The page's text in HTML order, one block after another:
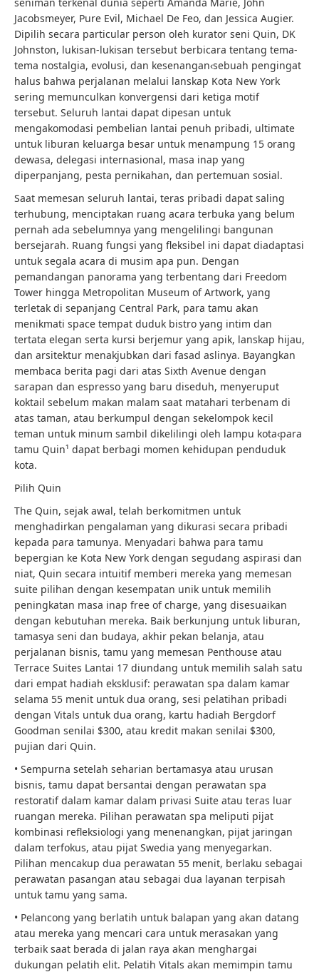
Jacobsmeyer, Pure Evil, Michael De Feo, dan Jessica Augier.
Dipilih secara particular person oleh kurator seni Quin, DK
Johnston, lukisan-lukisan tersebut berbicara tentang tema-
tema nostalgia, evolusi, dan kesenangan‹sebuah pengingat
halus bahwa perjalanan melalui lanskap Kota New York
sering memunculkan konvergensi dari ketiga motif
tersebut. Seluruh lantai dapat dipesan untuk
mengakomodasi pembelian lantai penuh pribadi, ultimate
untuk liburan keluarga besar untuk menampung 15 orang
dewasa, delegasi internasional, masa inap yang
diperpanjang, pesta pernikahan, dan pertemuan sosial.
Saat memesan seluruh lantai, teras pribadi dapat saling
terhubung, menciptakan ruang acara terbuka yang belum
pernah ada sebelumnya yang mengelilingi bangunan
bersejarah. Ruang fungsi yang fleksibel ini dapat diadaptasi
untuk segala acara di musim apa pun. Dengan
pemandangan panorama yang terbentang dari Freedom
Tower hingga Metropolitan Museum of Artwork, yang
terletak di sepanjang Central Park, para tamu akan
menikmati space tempat duduk bistro yang intim dan
tertata elegan serta kursi berjemur yang apik, lanskap hijau,
dan arsitektur menakjubkan dari fasad aslinya. Bayangkan
membaca berita pagi dari atas Sixth Avenue dengan
sarapan dan espresso yang baru diseduh, menyeruput
koktail sebelum makan malam saat matahari terbenam di
atas taman, atau berkumpul dengan sekelompok kecil
teman untuk minum sambil dikelilingi oleh lampu kota‹para
tamu Quin¹ dapat berbagi momen kehidupan penduduk
kota.
Pilih Quin
The Quin, sejak awal, telah berkomitmen untuk
menghadirkan pengalaman yang dikurasi secara pribadi
kepada para tamunya. Menyadari bahwa para tamu
bepergian ke Kota New York dengan segudang aspirasi dan
niat, Quin secara intuitif memberi mereka yang memesan
suite pilihan dengan kesempatan unik untuk memilih
peningkatan masa inap free of charge, yang disesuaikan
dengan kebutuhan mereka. Baik berkunjung untuk liburan,
tamasya seni dan budaya, akhir pekan belanja, atau
perjalanan bisnis, tamu yang memesan Penthouse atau
Terrace Suites Lantai 17 diundang untuk memilih salah satu
dari empat hadiah eksklusif: perawatan spa dalam kamar
selama 55 menit untuk dua orang, sesi pelatihan pribadi
dengan Vitals untuk dua orang, kartu hadiah Bergdorf
Goodman senilai $300, atau kredit makan senilai $300,
pujian dari Quin.
• Sempurna setelah seharian bertamasya atau urusan
bisnis, tamu dapat bersantai dengan perawatan spa
restoratif dalam kamar dalam privasi Suite atau teras luar
ruangan mereka. Pilihan perawatan spa meliputi pijat
kombinasi refleksiologi yang menenangkan, pijat jaringan
dalam terfokus, atau pijat Swedia yang menyegarkan.
Pilihan mencakup dua perawatan 55 menit, berlaku sebagai
perawatan pasangan atau sebagai dua layanan terpisah
untuk tamu yang sama.
• Pelancong yang berlatih untuk balapan yang akan datang
atau mereka yang mencari cara untuk merasakan yang
terbaik saat berada di jalan raya akan menghargai
dukungan pelatih elit. Pelatih Vitals akan memimpin tamu